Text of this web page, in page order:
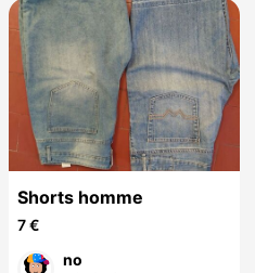
Shorts homme
7 €
no